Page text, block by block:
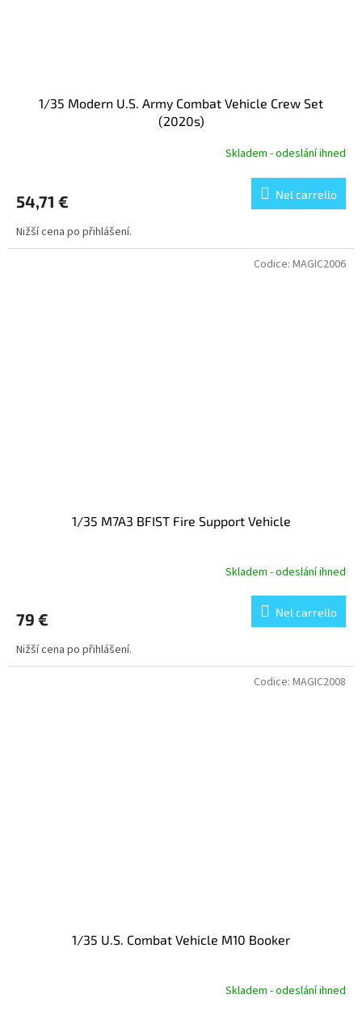
1/35 Modern U.S. Army Combat Vehicle Crew Set
(2020s)
Skladem - odeslání ihned
54,71 € Nel carrello
Nižší cena po přihlášení.
1/35 M7A3 BFIST Fire Support Vehicle
Skladem - odeslání ihned
79 € Nel carrello
Nižší cena po přihlášení.
Codice: MAGIC2006
1/35 U.S. Combat Vehicle M10 Booker
Skladem - odeslání ihned
Codice: MAGIC2008